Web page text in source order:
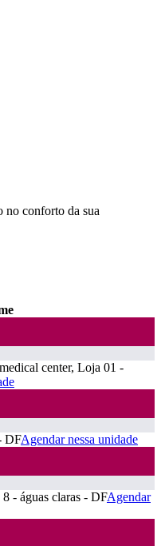
no conforto da sua
center, Loja 01 -
DFAgendar nessa unidade
- águas claras - DFAgendar